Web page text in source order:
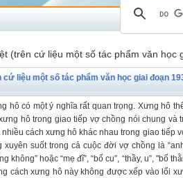
(trên cứ liệu một số tác phẩm văn học
liệu một số tác phẩm văn học giai đoạn
hô có một ý nghĩa rất quan trọng. Xưng hô
hô trong giao tiếp vợ chồng nói chung và
cách xưng hô khác nhau trong giao tiếp
suốt trong cả cuộc đời vợ chồng là
hoặc “mẹ đĩ”, “bố cu”, “thầy, u”, "bố
cách xưng hô này không được xếp vào lối